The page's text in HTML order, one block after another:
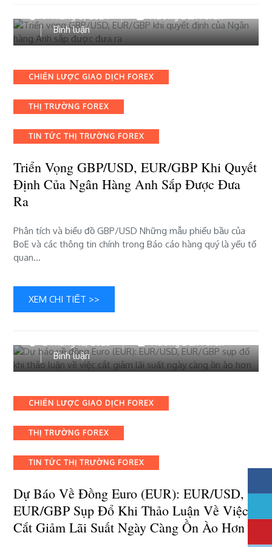
9 Tháng 5, 2024
Hướng Dẫn Forex
Bình luậnbài
viết
vọng
GBP/USD,
khi
định
Ngân
hàng
Anh
đưa
ra
Categories
CHIẾN LƯỢC GIAO DỊCH FOREX
THỊ TRƯỜNG FOREX
TIN TỨC THỊ TRƯỜNG FOREX
Triển Vọng GBP/USD, EUR/GBP Khi Quyết
Định Của Ngân Hàng Anh Sắp Được Đưa
Ra
Phân tích và biểu đồ GBP/USD Những mẫu phiếu bầu của
BoE và các thông tin chính trong Báo cáo hàng quý là yếu tố
quan…
XEM CHI TIẾT >>
2 Tháng 12, 2023
Hướng Dẫn Forex
Bình luậnbài
viết
báo
về
Euro
EUR/USD,
sụp
đổ
khi
thảo
Categories
CHIẾN LƯỢC GIAO DỊCH FOREX
THỊ TRƯỜNG FOREX
TIN TỨC THỊ TRƯỜNG FOREX
Dự Báo Về Đồng Euro (EUR): EUR/USD,
EUR/GBP Sụp Đổ Khi Thảo Luận Về Việc
Cắt Giảm Lãi Suất Ngày Càng Ồn Ào Hơn